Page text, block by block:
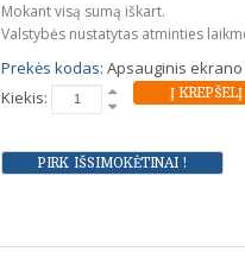
Mokant visą sumą iškart.
Valstybės nustatytas atminties
Prekės kodas: Apsauginis ekrano
Kiekis: